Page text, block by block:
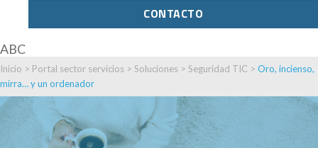
CONTACTO
ABC
Inicio > Portal sector servicios > Soluciones > Seguridad TIC > Oro, incienso,
mirra… y un ordenador